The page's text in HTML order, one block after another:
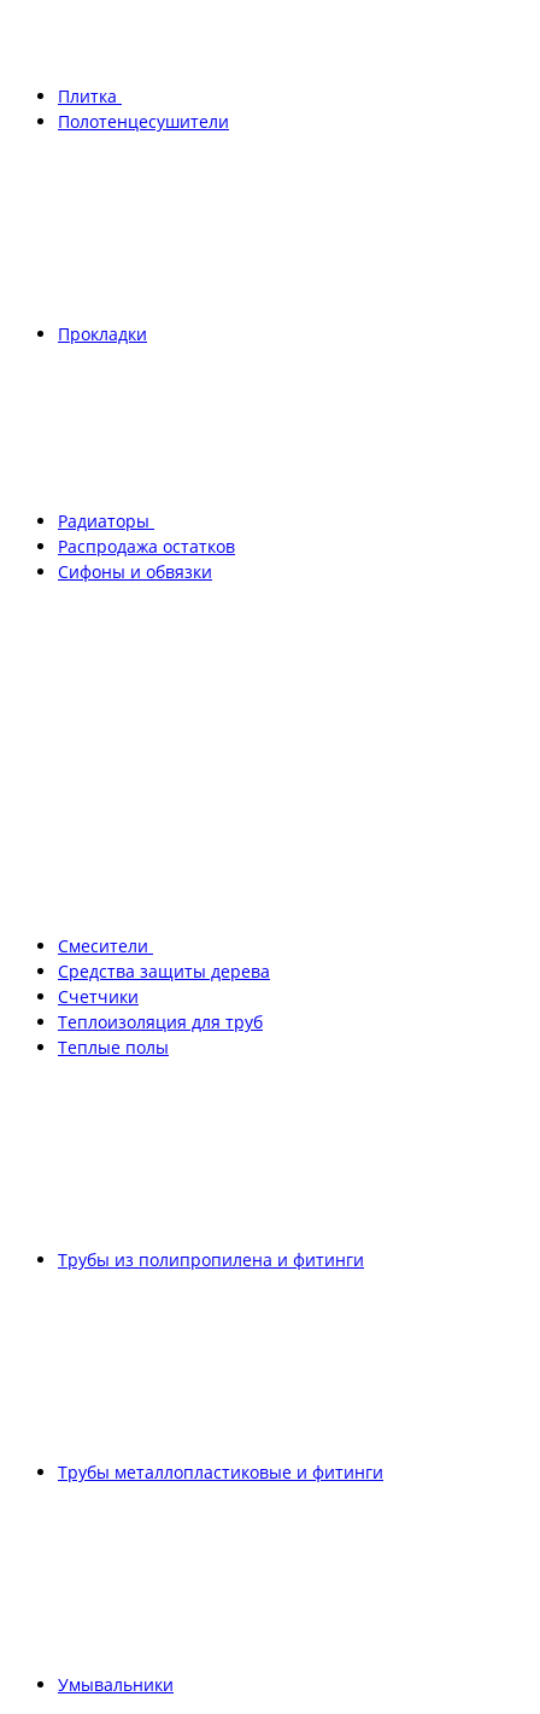
Плитка
Полотенцесушители
Прокладки
Радиаторы
Распродажа остатков
Сифоны и обвязки
Смесители
Средства защиты дерева
Счетчики
Теплоизоляция для труб
Теплые полы
Трубы из полипропилена и фитинги
Трубы металлопластиковые и фитинги
Умывальники